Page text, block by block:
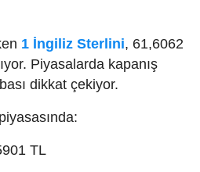
1 İngiliz Sterlini, 61,6062
Piyasalarda kapanış
dikkat çekiyor.
TL